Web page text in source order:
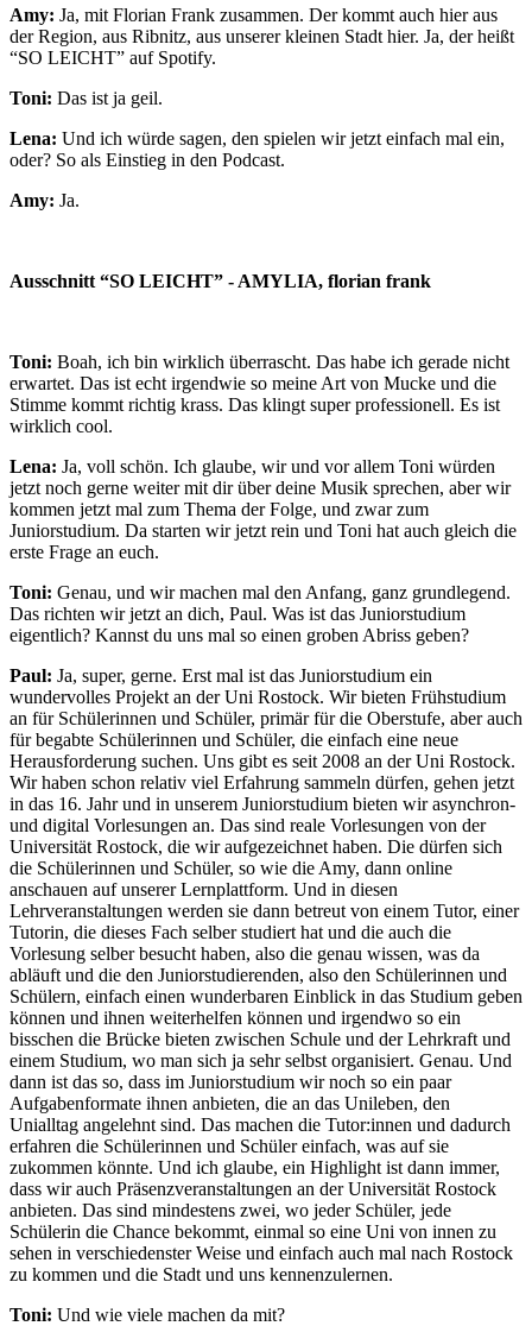
Amy: Ja, mit Florian Frank zusammen. Der kommt auch hier aus
der Region, aus Ribnitz, aus unserer kleinen Stadt hier. Ja, der heißt
“SO LEICHT” auf Spotify.
Toni: Das ist ja geil.
Lena: Und ich würde sagen, den spielen wir jetzt einfach mal ein,
oder? So als Einstieg in den Podcast.
Amy: Ja.
Ausschnitt “SO LEICHT” - AMYLIA, florian frank
Toni: Boah, ich bin wirklich überrascht. Das habe ich gerade nicht
erwartet. Das ist echt irgendwie so meine Art von Mucke und die
Stimme kommt richtig krass. Das klingt super professionell. Es ist
wirklich cool.
Lena: Ja, voll schön. Ich glaube, wir und vor allem Toni würden
jetzt noch gerne weiter mit dir über deine Musik sprechen, aber wir
kommen jetzt mal zum Thema der Folge, und zwar zum
Juniorstudium. Da starten wir jetzt rein und Toni hat auch gleich die
erste Frage an euch.
Toni: Genau, und wir machen mal den Anfang, ganz grundlegend.
Das richten wir jetzt an dich, Paul. Was ist das Juniorstudium
eigentlich? Kannst du uns mal so einen groben Abriss geben?
Paul: Ja, super, gerne. Erst mal ist das Juniorstudium ein
wundervolles Projekt an der Uni Rostock. Wir bieten Frühstudium
an für Schülerinnen und Schüler, primär für die Oberstufe, aber auch
für begabte Schülerinnen und Schüler, die einfach eine neue
Herausforderung suchen. Uns gibt es seit 2008 an der Uni Rostock.
Wir haben schon relativ viel Erfahrung sammeln dürfen, gehen jetzt
in das 16. Jahr und in unserem Juniorstudium bieten wir asynchron-
und digital Vorlesungen an. Das sind reale Vorlesungen von der
Universität Rostock, die wir aufgezeichnet haben. Die dürfen sich
die Schülerinnen und Schüler, so wie die Amy, dann online
anschauen auf unserer Lernplattform. Und in diesen
Lehrveranstaltungen werden sie dann betreut von einem Tutor, einer
Tutorin, die dieses Fach selber studiert hat und die auch die
Vorlesung selber besucht haben, also die genau wissen, was da
abläuft und die den Juniorstudierenden, also den Schülerinnen und
Schülern, einfach einen wunderbaren Einblick in das Studium geben
können und ihnen weiterhelfen können und irgendwo so ein
bisschen die Brücke bieten zwischen Schule und der Lehrkraft und
einem Studium, wo man sich ja sehr selbst organisiert. Genau. Und
dann ist das so, dass im Juniorstudium wir noch so ein paar
Aufgabenformate ihnen anbieten, die an das Unileben, den
Unialltag angelehnt sind. Das machen die Tutor:innen und dadurch
erfahren die Schülerinnen und Schüler einfach, was auf sie
zukommen könnte. Und ich glaube, ein Highlight ist dann immer,
dass wir auch Präsenzveranstaltungen an der Universität Rostock
anbieten. Das sind mindestens zwei, wo jeder Schüler, jede
Schülerin die Chance bekommt, einmal so eine Uni von innen zu
sehen in verschiedenster Weise und einfach auch mal nach Rostock
zu kommen und die Stadt und uns kennenzulernen.
Toni: Und wie viele machen da mit?